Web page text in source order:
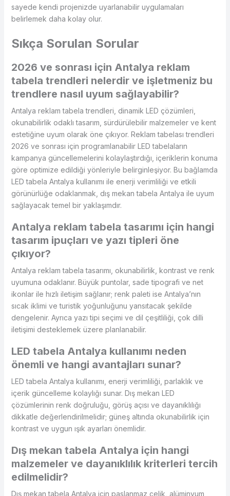
sayede kendi projenizde uyarlanabilir uygulamaları
belirlemek daha kolay olur.
Sıkça Sorulan Sorular
2026 ve sonrası için Antalya reklam
tabela trendleri nelerdir ve işletmeniz bu
trendlere nasıl uyum sağlayabilir?
Antalya reklam tabela trendleri, dinamik LED çözümleri,
okunabilirlik odaklı tasarım, sürdürülebilir malzemeler ve kent
estetiğine uyum olarak öne çıkıyor. Reklam tabelası trendleri
2026 ve sonrası için programlanabilir LED tabelaların
kampanya güncellemelerini kolaylaştırdığı, içeriklerin konuma
göre optimize edildiği yönleriyle belirginleşiyor. Bu bağlamda
LED tabela Antalya kullanımı ile enerji verimliliği ve etkili
görünürlüğe odaklanmak, dış mekan tabela Antalya ile uyum
sağlayacak temel bir yaklaşımdır.
Antalya reklam tabela tasarımı için hangi
tasarım ipuçları ve yazı tipleri öne
çıkıyor?
Antalya reklam tabela tasarımı, okunabilirlik, kontrast ve renk
uyumuna odaklanır. Büyük puntolar, sade tipografi ve net
ikonlar ile hızlı iletişim sağlanır; renk paleti ise Antalya’nın
sıcak iklimi ve turistik yoğunluğunu yansıtacak şekilde
dengelenir. Ayrıca yazı tipi seçimi ve dil çeşitliliği, çok dilli
iletişimi desteklemek üzere planlanabilir.
LED tabela Antalya kullanımı neden
önemli ve hangi avantajları sunar?
LED tabela Antalya kullanımı, enerji verimliliği, parlaklık ve
içerik güncelleme kolaylığı sunar. Dış mekan LED
çözümlerinin renk doğruluğu, görüş açısı ve dayanıklılığı
dikkatle değerlendirilmelidir; güneş altında okunabilirlik için
kontrast ve uygun ışık ayarları önemlidir.
Dış mekan tabela Antalya için hangi
malzemeler ve dayanıklılık kriterleri tercih
edilmelidir?
Dış mekan tabela Antalya için paslanmaz çelik, alüminyum